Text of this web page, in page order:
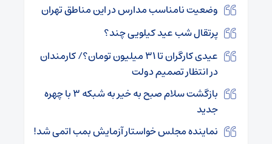
وضعیت نامناسب مدارس در این مناطق تهران
پرتقال شب عید کیلویی چند؟
عیدی کارگران تا ۳۱ میلیون تومان؟/ کارمندان
در انتظار تصمیم دولت
بازگشت سلام صبح به خیر به شبکه ۳ با چهره
جدید
نماینده مجلس خواستار آزمایش بمب اتمی شد!